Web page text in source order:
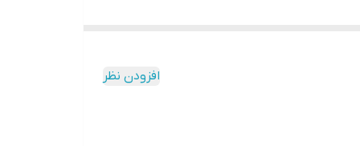
افزودن نظر